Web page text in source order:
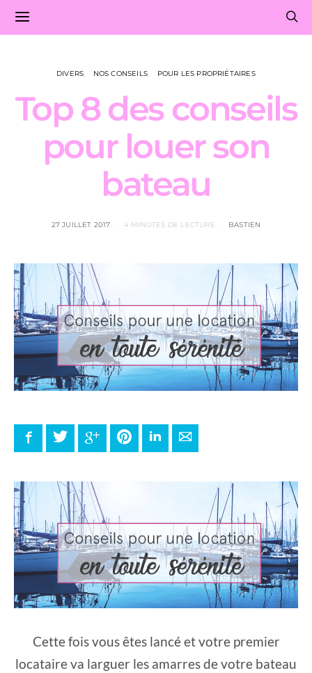
DIVERS NOS CONSEILS POUR LES PROPRIÉTAIRES
Top 8 des conseils
pour louer son
bateau
27 JUILLET 2017 4 MINUTES DE LECTURE BASTIEN
FacebookTwitter Google+ PinterestLinkedInE-mail
Cette fois vous êtes lancé et votre premier
locataire va larguer les amarres de votre bateau